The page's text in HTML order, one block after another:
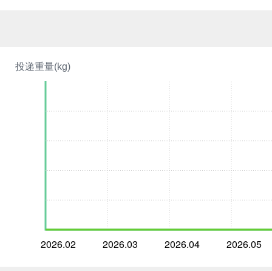
投递重量(kg)
2026.02 2026.03 2026.04 2026.05